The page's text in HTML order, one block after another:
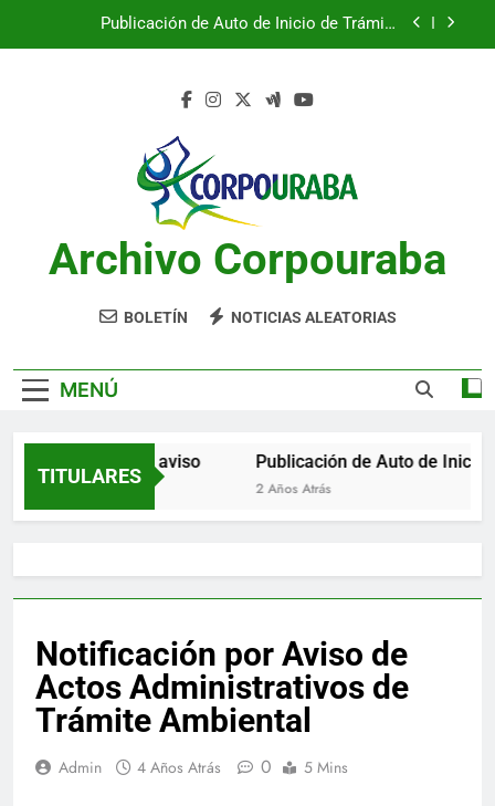
Publicación de Auto de Inicio de Trámite
Notificación por aviso
Publicación de Auto de Inicio de Trámite
Publicación de Auto de Inicio de Trámite
CITACIONES
Archivo Corpouraba
BOLETÍN NOTICIAS ALEATORIAS
MENÚ
TITULARES
Notificación por aviso
2 Años Atrás
Publicación de Auto de Inicio
2 Años Atrás
Notificación por Aviso de
Actos Administrativos de
Trámite Ambiental
Admin 4 Años Atrás 0 5 Mins